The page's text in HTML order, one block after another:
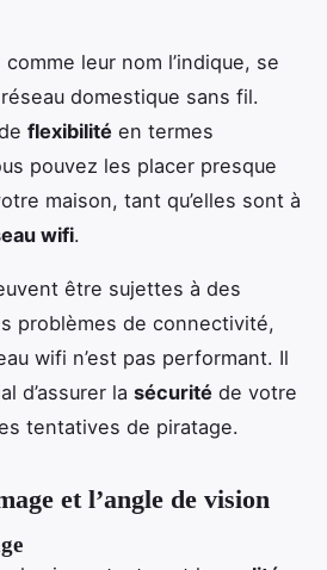
leur nom l’indique, se
domestique sans fil.
flexibilité en termes
pouvez les placer presque
maison, tant qu’elles sont à
wifi.
être sujettes à des
problèmes de connectivité,
wifi n’est pas performant. Il
d’assurer la sécurité de votre
tentatives de piratage.
et l’angle de vision